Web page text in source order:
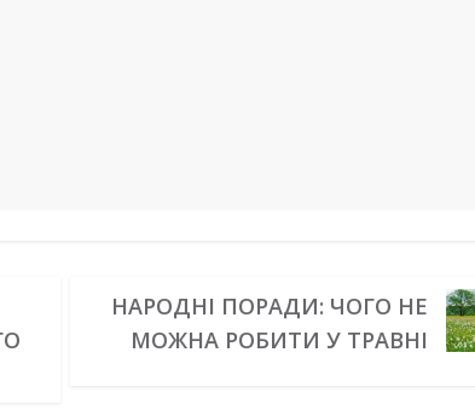
НАРОДНІ ПОРАДИ: ЧОГО НЕ
МОЖНА РОБИТИ У ТРАВНІ